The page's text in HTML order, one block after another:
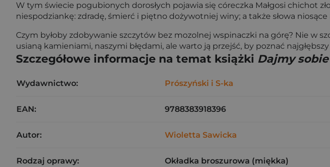
W tym świecie pogubionych dorosłych pojawia się córeczka Małgosi chichot
niespodziankę: zdradę, śmierć i piętno dożywotniej winy; a także słowa
Czym byłoby zdobywanie szczytów bez mozolnej wspinaczki na górę? Nie w
usianą kamieniami, naszymi błędami, ale warto ją przejść, by poznać
Szczegółowe informacje na temat książki Dajmy sobie
Wydawnictwo: Prószyński i S-ka
EAN: 9788383918396
Autor: Wioletta Sawicka
Rodzaj oprawy: Okładka broszurowa (miękka)